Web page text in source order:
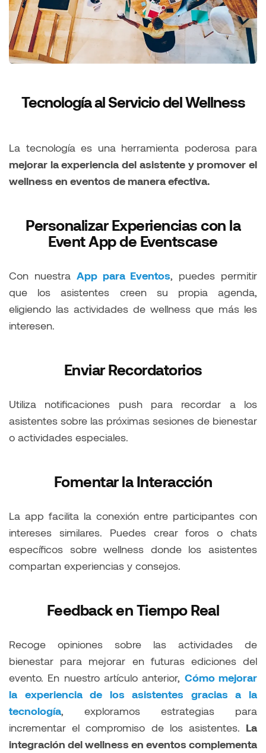
Tecnología al Servicio del Wellness
La tecnología es una herramienta poderosa para
mejorar la experiencia del asistente y promover el
wellness en eventos de manera efectiva.
Personalizar Experiencias con la
Event App de Eventscase
Con nuestra App para Eventos, puedes permitir
que los asistentes creen su propia agenda,
eligiendo las actividades de wellness que más les
interesen.
Enviar Recordatorios
Utiliza notificaciones push para recordar a los
asistentes sobre las próximas sesiones de bienestar
o actividades especiales.
Fomentar la Interacción
La app facilita la conexión entre participantes con
intereses similares. Puedes crear foros o chats
específicos sobre wellness donde los asistentes
compartan experiencias y consejos.
Feedback en Tiempo Real
Recoge opiniones sobre las actividades de
bienestar para mejorar en futuras ediciones del
evento. En nuestro artículo anterior, Cómo mejorar
la experiencia de los asistentes gracias a la
tecnología, exploramos estrategias para
incrementar el compromiso de los asistentes. La
integración del wellness en eventos complementa